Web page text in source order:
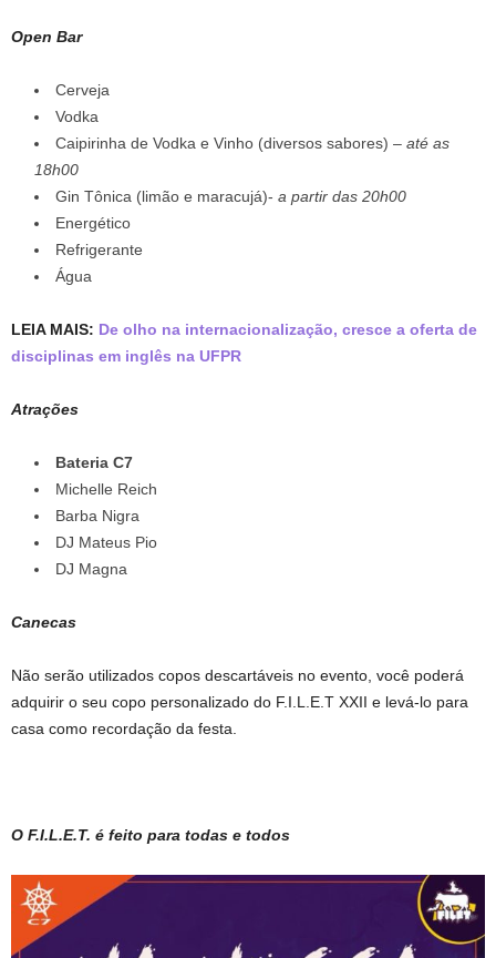
Open Bar
Cerveja
Vodka
Caipirinha de Vodka e Vinho (diversos sabores) – até as
18h00
Gin Tônica (limão e maracujá)- a partir das 20h00
Energético
Refrigerante
Água
LEIA MAIS: De olho na internacionalização, cresce a oferta de
disciplinas em inglês na UFPR
Atrações
Bateria C7
Michelle Reich
Barba Nigra
DJ Mateus Pio
DJ Magna
Canecas
Não serão utilizados copos descartáveis no evento, você poderá
adquirir o seu copo personalizado do F.I.L.E.T XXII e levá-lo para
casa como recordação da festa.
O F.I.L.E.T. é feito para todas e todos